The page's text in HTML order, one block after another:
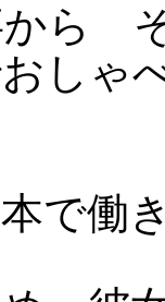
から
しゃ
で働